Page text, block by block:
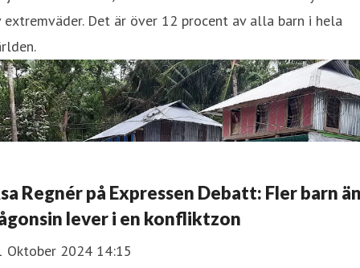
extremväder. Det är över 12 procent av alla barn i hela
Regnér på Expressen Debatt: Fler barn
lever i en konfliktzon
Oktober 2024 14:15